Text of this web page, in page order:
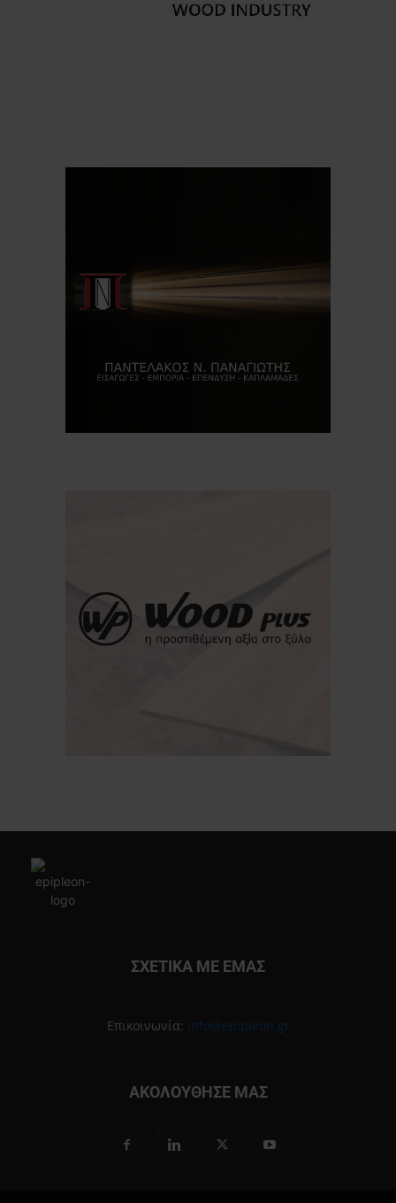
ΣΧΕΤΙΚΑ ΜΕ ΕΜΑΣ
Επικοινωνία: info@epipleon.gr
ΑΚΟΛΟΥΘΗΣΕ ΜΑΣ